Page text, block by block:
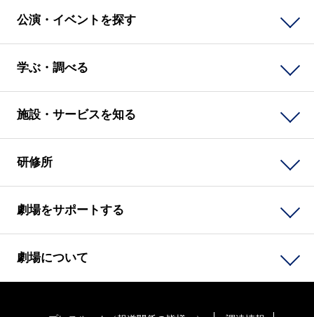
公演・イベントを探す
学ぶ・調べる
施設・サービスを知る
研修所
劇場をサポートする
劇場について